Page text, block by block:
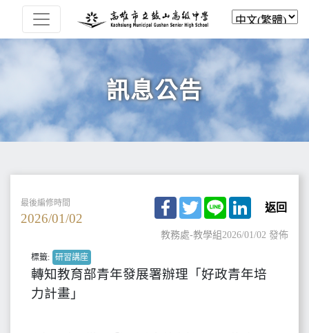
訊息公告
最後編修時間
2026/01/02
Facebook
TwitterLine LinkedIn
返回
教務處-教學組2026/01/02 發佈
標籤: 研習講座
轉知教育部青年發展署辦理「好政青年培
力計畫」